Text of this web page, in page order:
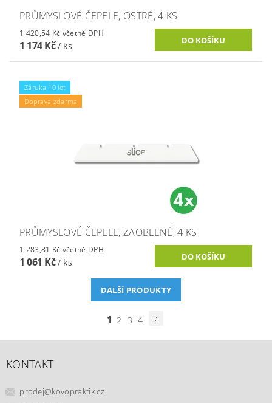
PRŮMYSLOVÉ ČEPELE, OSTRÉ, 4 KS
1 420,54 Kč včetně DPH
1 174 Kč/ ks
Záruka 10 let
Doprava zdarma
PRŮMYSLOVÉ ČEPELE, ZAOBLENÉ, 4 KS
1 283,81 Kč včetně DPH
1 061 Kč/ ks
DALŠÍ PRODUKTY
1 2 3 4
KONTAKT
prodej@kovopraktik.cz